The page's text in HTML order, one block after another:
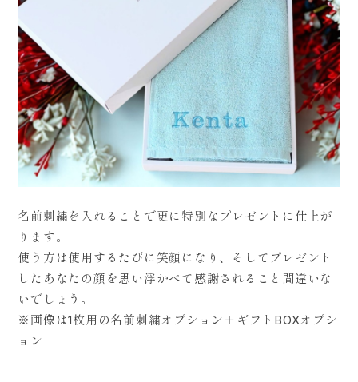
名前刺繍を入れることで更に特別なプレゼントに仕上が
ります。
使う方は使用するたびに笑顔になり、そしてプレゼント
したあなたの顔を思い浮かべて感謝されること間違いな
いでしょう。
※画像は1枚用の名前刺繍オプション＋ギフトBOXオプシ
ョン